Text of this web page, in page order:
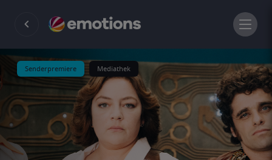
Senderpremiere Mediathek